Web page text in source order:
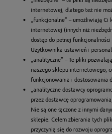
internetowej, dlatego też nie
„funkcjonalne” – umożliwiają
internetowej (innych niż
dostęp do pełnej
Użytkownika ustawień i
„analityczne” – Te pliki
naszego sklepu internetowego,
funkcjonowania i dostosowania
„analityczne dostawcy
przez dostawcę
Nie są one łączone z innymi
sklepie. Celem zbierania tych
przyczynią się do rozwoju